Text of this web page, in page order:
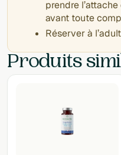
prendre
avant toute
Réserver à
Produits